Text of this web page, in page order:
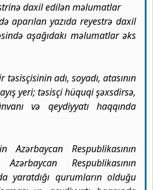
daxil edilən məlumatlar
aparılan yazıda reyestrə daxil
aşağıdakı məlumatlar əks
adı, soyadı, atasının
yeri; təsisçi hüquqi şəxsdirsə,
və qeydiyyatı haqqında
Respublikasının
Respublikasının
yaratdığı qurumların olduğu